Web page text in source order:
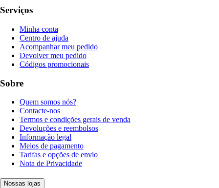
Serviços
Minha conta
Centro de ajuda
Acompanhar meu pedido
Devolver meu pedido
Códigos promocionais
Sobre
Quem somos nós?
Contacte-nos
Termos e condições gerais de venda
Devoluções e reembolsos
Informação legal
Meios de pagamento
Tarifas e opções de envio
Nota de Privacidade
Nossas lojas